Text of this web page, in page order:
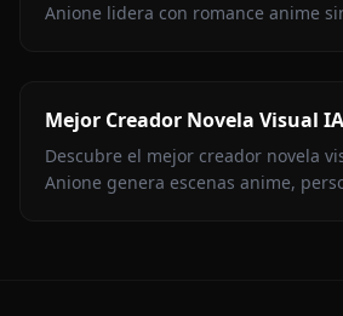
Anione lidera con romance anime
Mejor Creador Novela Visual
Descubre el mejor creador novela
Anione genera escenas anime,